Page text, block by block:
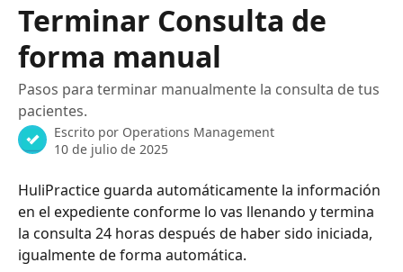
Terminar Consulta de
forma manual
Pasos para terminar manualmente la consulta de tus
pacientes.
Escrito por Operations Management
10 de julio de 2025
HuliPractice guarda automáticamente la información
en el expediente conforme lo vas llenando y termina
la consulta 24 horas después de haber sido iniciada,
igualmente de forma automática.